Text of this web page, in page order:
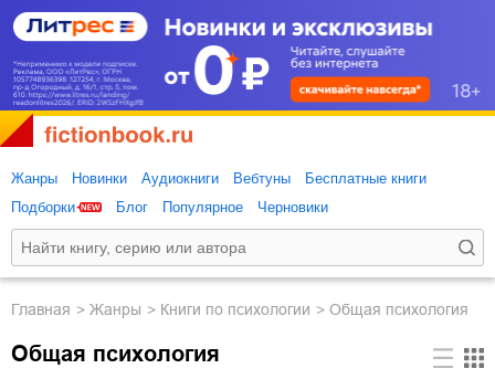
Жанры Новинки Аудиокниги Вебтуны
Бесплатные книги
Подборки
Блог Популярное Черновики
Главная Жанры книги по психологии Общая психология
Общая психология